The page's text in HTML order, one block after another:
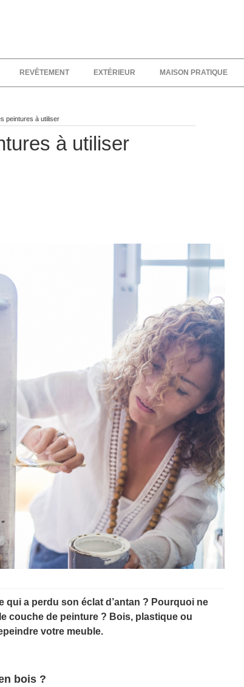
REVÊTEMENT EXTÉRIEUR MAISON PRATIQUE
peintures à utiliser
à utiliser
a perdu son éclat d’antan ? Pourquoi ne
couche de peinture ? Bois, plastique ou
votre meuble.
bois ?